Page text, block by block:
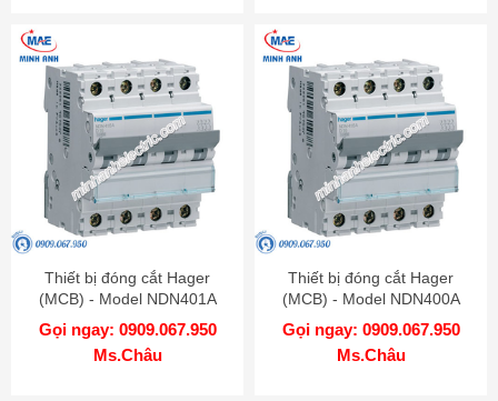
Thiết bị đóng cắt Hager
(MCB) - Model NDN401A
Gọi ngay: 0909.067.950
Ms.Châu
Thiết bị đóng cắt Hager
(MCB) - Model NDN400A
Gọi ngay: 0909.067.950
Ms.Châu